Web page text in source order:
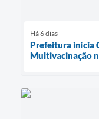
Há 6 dias
Prefeitura inicia
Multivacinação